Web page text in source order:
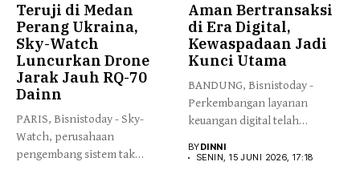
Teruji di Medan
Perang Ukraina,
Sky-Watch
Luncurkan Drone
Jarak Jauh RQ-70
Dainn
PARIS, Bisnistoday - Sky-
Watch, perusahaan
pengembang sistem tak
Aman Bertransaksi
di Era Digital,
Kewaspadaan Jadi
Kunci Utama
BANDUNG, Bisnistoday -
Perkembangan layanan
keuangan digital telah
bagi...
BYDINNI
SENIN, 15 JUNI 2026, 17:18